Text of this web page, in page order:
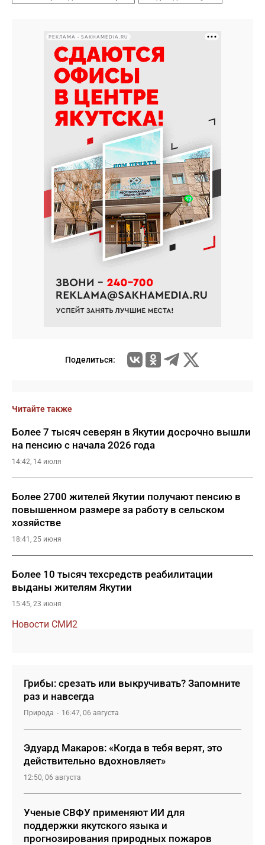
РЕКЛАМА • SAKHAMEDIA.RU
Поделиться:
Читайте также
Более 7 тысяч северян в Якутии досрочно вышли
на пенсию с начала 2026 года
14:42, 14 июля
Более 2700 жителей Якутии получают пенсию в
повышенном размере за работу в сельском
хозяйстве
18:41, 25 июня
Более 10 тысяч техсредств реабилитации
выданы жителям Якутии
15:45, 23 июня
Новости СМИ2
Грибы: срезать или выкручивать? Запомните
раз и навсегда
Природа 16:47, 06 августа
Эдуард Макаров: «Когда в тебя верят, это
действительно вдохновляет»
12:50, 06 августа
Ученые СВФУ применяют ИИ для
поддержки якутского языка и
прогнозирования природных пожаров